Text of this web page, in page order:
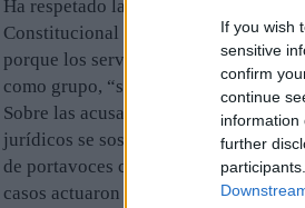
If you wish
sensitive
confirm
continue
information
further
Ha respetado la decisión de C’s,
Constitucional (TC), incidiendo en
porque los servicios jurídicos así lo
como grupo, “sus derechos se han
Sobre las acusaciones de partidos
jurídicos se sostiene en dos
de portavoces convocadas
casos actuaron “como grupos